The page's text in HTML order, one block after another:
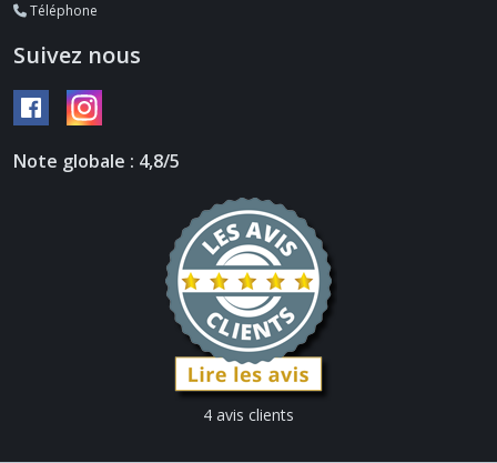
Téléphone
Suivez nous
Note globale : 4,8/5
4 avis clients